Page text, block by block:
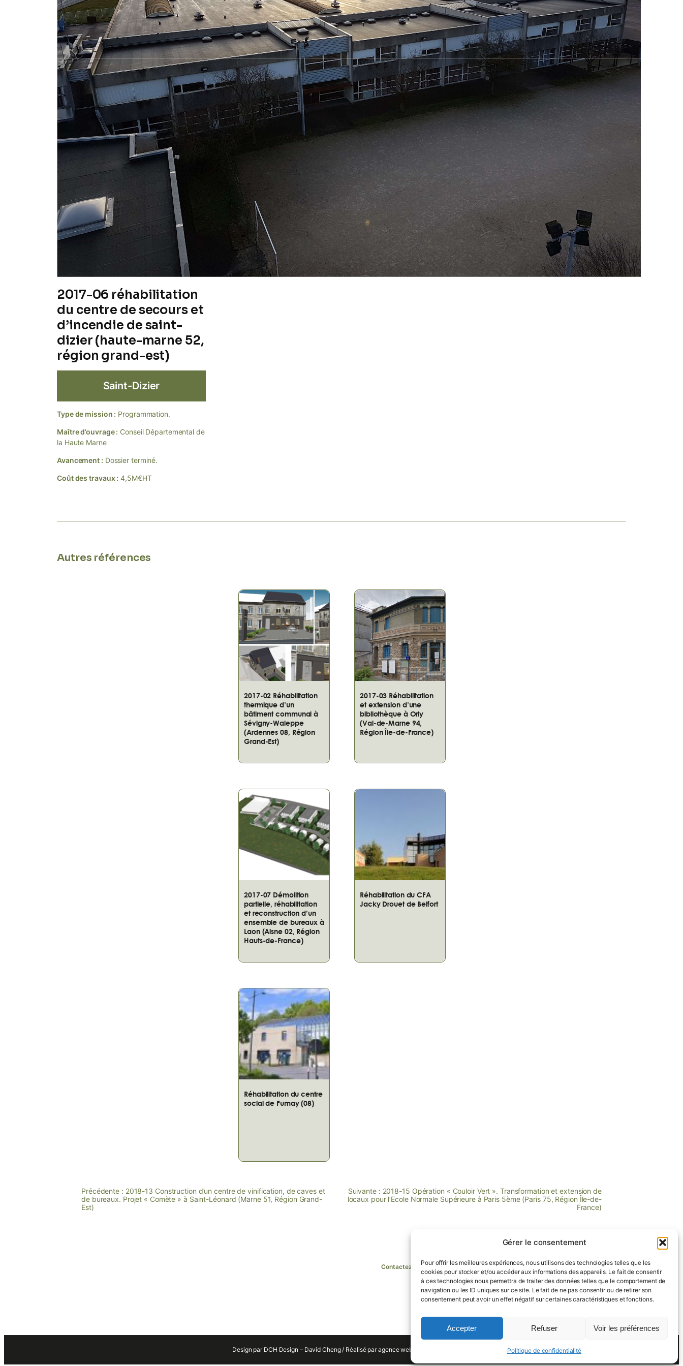
Gérer le consentement
Pour offrir les meilleures expériences, nous utilisons des technologies telles que les
cookies pour stocker et/ou accéder aux informations des appareils. Le fait de consentir
à ces technologies nous permettra de traiter des données telles que le comportement de
navigation ou les ID uniques sur ce site. Le fait de ne pas consentir ou de retirer son
consentement peut avoir un effet négatif sur certaines caractéristiques et fonctions.
Accepter Refuser Voir les préférences
Politique de confidentialité
2017-06 réhabilitation
du centre de secours et
d’incendie de saint-
dizier (haute-marne 52,
région grand-est)
Saint-Dizier
Type de mission : Programmation.
Maître d’ouvrage : Conseil Départemental de
la Haute Marne
Avancement : Dossier terminé.
Coût des travaux : 4,5M€HT
Autres références
2017-02 Réhabilitation
thermique d’un
bâtiment communal à
Sévigny-Waleppe
(Ardennes 08, Région
Grand-Est)
2017-03 Réhabilitation
et extension d’une
bibliothèque à Orly
(Val-de-Marne 94,
Région Île-de-France)
2017-07 Démolition
partielle, réhabilitation
et reconstruction d’un
ensemble de bureaux à
Laon (Aisne 02, Région
Hauts-de-France)
Réhabilitation du CFA
Jacky Drouet de Belfort
Réhabilitation du centre
social de Fumay (08)
Précédente : 2018-13 Construction d’un centre de vinification, de caves et
de bureaux. Projet « Comète » à Saint-Léonard (Marne 51, Région Grand-
Est)
Suivante : 2018-15 Opération « Couloir Vert ». Transformation et extension de
locaux pour l’Ecole Normale Supérieure à Paris 5ème (Paris 75, Région Île-de-
France)
Contactez-nous !
Politique de confidentialitéMentions légalesLinkedIn
Design par DCH Design – David Cheng / Réalisé par agence web Gm-Créative